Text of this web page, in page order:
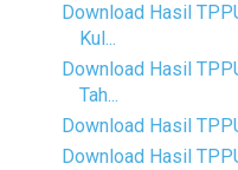
Download Hasil
Kul...
Download Hasil
Tah...
Download Hasil
Download Hasil